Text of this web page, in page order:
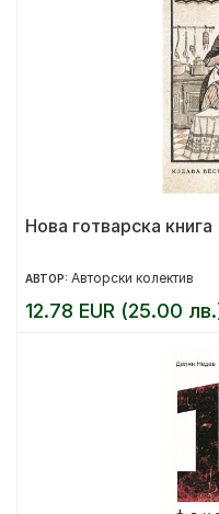
Нова готварска книга
АВТОР: Авторски колектив
12.78 EUR (25.00